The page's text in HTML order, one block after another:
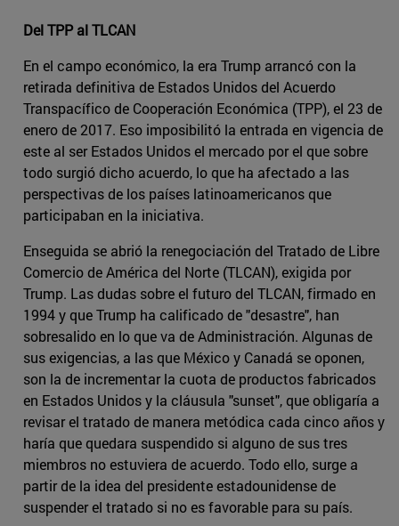
Del TPP al TLCAN
En el campo económico, la era Trump arrancó con la
retirada definitiva de Estados Unidos del Acuerdo
Transpacífico de Cooperación Económica (TPP), el 23 de
enero de 2017. Eso imposibilitó la entrada en vigencia de
este al ser Estados Unidos el mercado por el que sobre
todo surgió dicho acuerdo, lo que ha afectado a las
perspectivas de los países latinoamericanos que
participaban en la iniciativa.
Enseguida se abrió la renegociación del Tratado de Libre
Comercio de América del Norte (TLCAN), exigida por
Trump. Las dudas sobre el futuro del TLCAN, firmado en
1994 y que Trump ha calificado de "desastre", han
sobresalido en lo que va de Administración. Algunas de
sus exigencias, a las que México y Canadá se oponen,
son la de incrementar la cuota de productos fabricados
en Estados Unidos y la cláusula "sunset", que obligaría a
revisar el tratado de manera metódica cada cinco años y
haría que quedara suspendido si alguno de sus tres
miembros no estuviera de acuerdo. Todo ello, surge a
partir de la idea del presidente estadounidense de
suspender el tratado si no es favorable para su país.